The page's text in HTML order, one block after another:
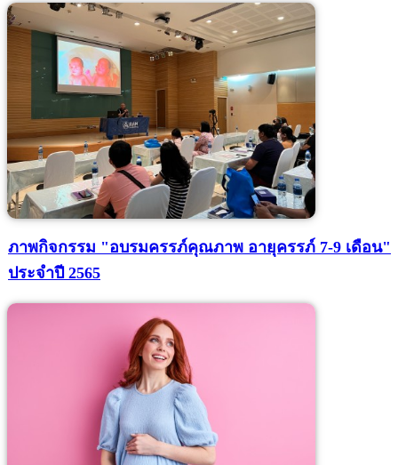
ภาพกิจกรรม "อบรมครรภ์คุณภาพ อายุครรภ์ 7-9 เดือน"
ประจำปี 2565